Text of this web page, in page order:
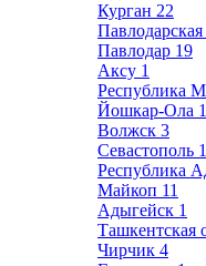
Курган 22
Павлодарская
Павлодар 19
Аксу 1
Республика
Йошкар-Ола
Волжск 3
Севастополь
Республика
Майкоп 11
Адыгейск 1
Ташкентская
Чирчик 4